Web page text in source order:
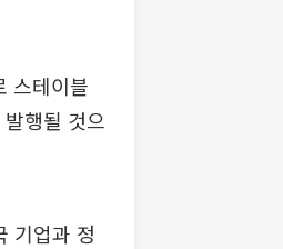
스테이블
행될 것으
기업과 정